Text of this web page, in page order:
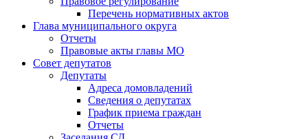
Перечень нормативных актов
Глава муниципального округа
Отчеты
Правовые акты главы МО
Совет депутатов
Депутаты
Адреса домовладений
Сведения о депутатах
График приема граждан
Отчеты